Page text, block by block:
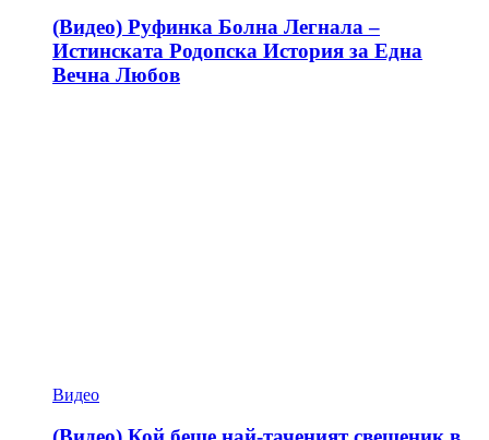
(Видео) Руфинка Болна Легнала –
Истинската Родопска История за Една
Вечна Любов
Видео